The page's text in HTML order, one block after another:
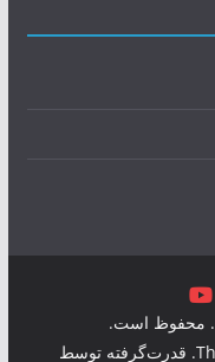
. محفوظ است.